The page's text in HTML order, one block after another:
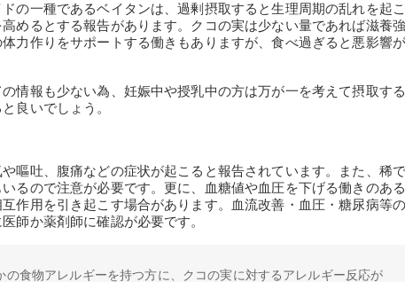
の一種であるベイタンは、過剰摂取すると生理周期の乱れを起こ
めるとする報告があります。クコの実は少ない量であれば滋養強
力作りをサポートする働きもありますが、食べ過ぎると悪影響が
情報も少ない為、妊娠中や授乳中の方は万が一を考えて摂取する
良いでしょう。
嘔吐、腹痛などの症状が起こると報告されています。また、稀で
るので注意が必要です。更に、血糖値や血圧を下げる働きのある
作用を引き起こす場合があります。血流改善・血圧・糖尿病等の
師か薬剤師に確認が必要です。
の食物アレルギーを持つ方に、クコの実に対するアレルギー反応が